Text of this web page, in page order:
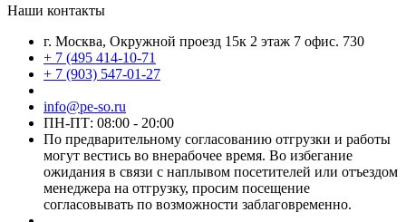
Наши контакты
г. Москва, Окружной проезд 15к 2 этаж 7 офис. 730
+ 7 (495 414-10-71
+ 7 (903) 547-01-27
info@pe-so.ru
ПН-ПТ: 08:00 - 20:00
По предварительному согласованию отгрузки и работы
могут вестись во внерабочее время. Во избегание
ожидания в связи с наплывом посетителей или отъездом
менеджера на отгрузку, просим посещение
согласовывать по возможности заблаговременно.